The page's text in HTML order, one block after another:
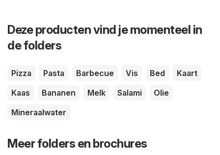
Deze producten vind je momenteel in
de folders
Pizza Pasta Barbecue Vis Bed
Kaart
Kaas
Bananen Melk Salami
Olie
Mineraalwater
Meer folders en brochures